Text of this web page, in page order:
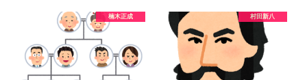
楠木正成 村田新八